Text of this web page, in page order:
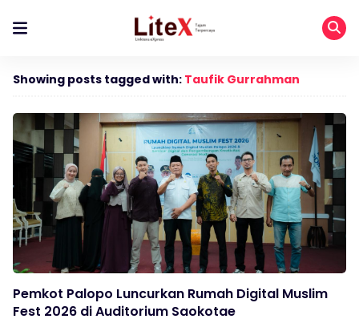
Showing posts tagged with: Taufik Gurrahman
Pemkot Palopo Luncurkan Rumah Digital Muslim
Fest 2026 di Auditorium Saokotae